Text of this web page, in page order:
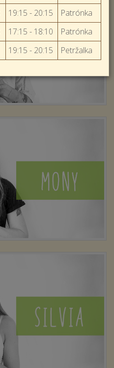
19:15 - 20:15
Patrónka
17:15 - 18:10
Patrónka
19:15 - 20:15 Petržalka